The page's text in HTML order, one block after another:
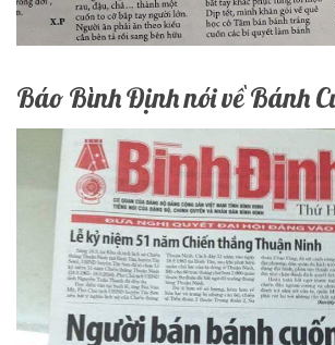
Báo Bình Định nói về Bánh